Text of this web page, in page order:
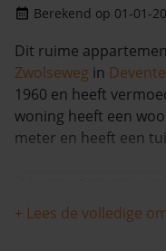
Berekend op 01-01-
Dit ruime
Zwolseweg in
1960 en heeft
woning heeft een
meter en heeft een
is met meer dan 4%
afgelopen 12
+ Lees de volledige